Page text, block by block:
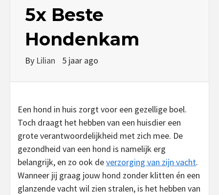
5x Beste
Hondenkam
By Lilian 5 jaar ago
Een hond in huis zorgt voor een gezellige boel.
Toch draagt het hebben van een huisdier een
grote verantwoordelijkheid met zich mee. De
gezondheid van een hond is namelijk erg
belangrijk, en zo ook deverzorging van zijn vacht.
Wanneer jij graag jouw hond zonder klitten én een
glanzende vacht wil zien stralen, is het hebben van